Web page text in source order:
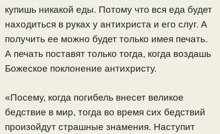
купишь никакой еды. Потому что вся еда будет
находиться в руках у антихриста и его слуг. А
получить ее можно будет только имея печать.
А печать поставят только тогда, когда воздашь
Божеское поклонение антихристу.
«Посему, когда погибель внесет великое
бедствие в мир, тогда во время сих бедствий
произойдут страшные знамения. Наступит